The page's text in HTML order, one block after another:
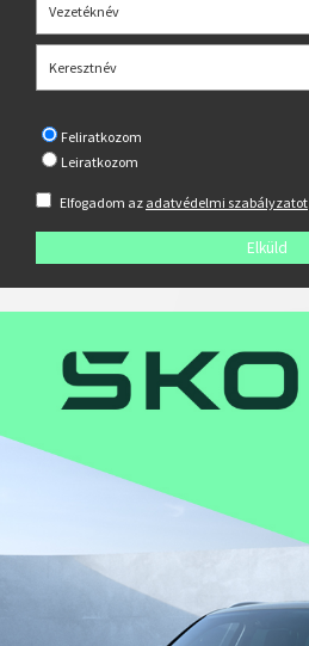
Feliratkozom
Leiratkozom
Elfogadom az adatvédelmi szabályzatot